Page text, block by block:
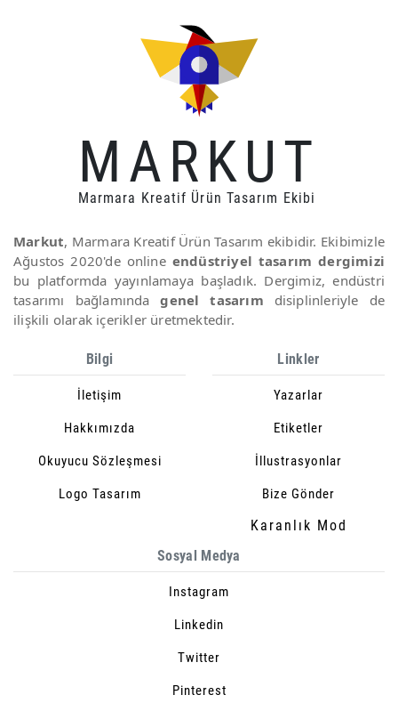
MARKUT
Marmara Kreatif Ürün Tasarım Ekibi
Markut, Marmara Kreatif Ürün Tasarım ekibidir. Ekibimizle
Ağustos 2020'de online endüstriyel tasarım dergimizi
bu platformda yayınlamaya başladık. Dergimiz, endüstri
tasarımı bağlamındagenel tasarım disiplinleriyle de
ilişkili olarak içerikler üretmektedir.
Bilgi
İletişim
Hakkımızda
Okuyucu Sözleşmesi
Logo Tasarım
Linkler
Yazarlar
Etiketler
İllustrasyonlar
Bize Gönder
Karanlık Mod
Sosyal Medya
Instagram
Linkedin
Twitter
Pinterest